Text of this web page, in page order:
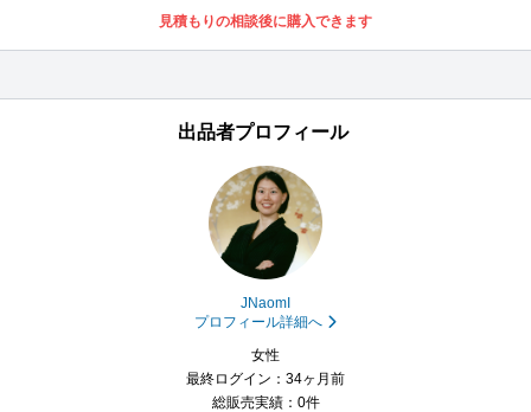
見積もりの相談後に購入できます
出品者プロフィール
JNaomI
プロフィール詳細へ
女性
最終ログイン：34ヶ月前
総販売実績：0件